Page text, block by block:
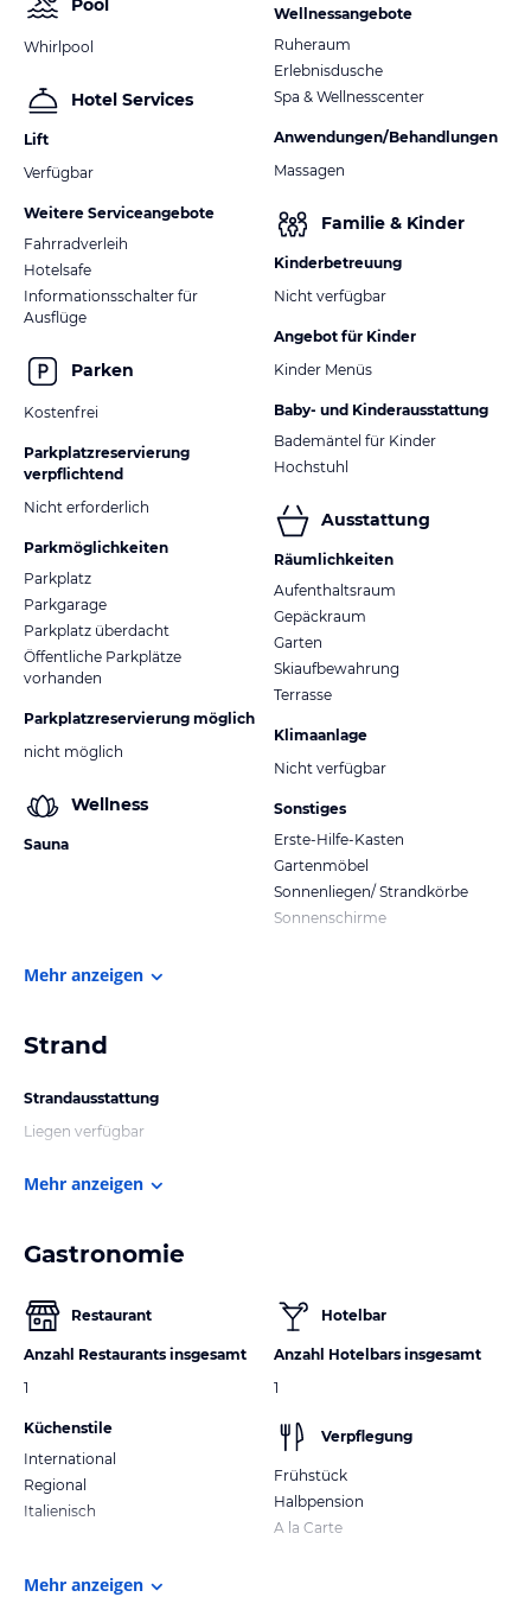
Pool
Whirlpool
Hotel Services
Lift
Verfügbar
Weitere Serviceangebote
Fahrradverleih
Hotelsafe
Informationsschalter für
Ausflüge
Parken
Kostenfrei
Parkplatzreservierung
verpflichtend
Nicht erforderlich
Parkmöglichkeiten
Parkplatz
Parkgarage
Parkplatz überdacht
Öffentliche Parkplätze
vorhanden
Parkplatzreservierung möglich
nicht möglich
Wellness
Sauna
Wellnessangebote
Ruheraum
Erlebnisdusche
Spa & Wellnesscenter
Anwendungen/Behandlungen
Massagen
Familie & Kinder
Kinderbetreuung
Nicht verfügbar
Angebot für Kinder
Kinder Menüs
Baby- und Kinderausstattung
Bademäntel für Kinder
Hochstuhl
Ausstattung
Räumlichkeiten
Aufenthaltsraum
Gepäckraum
Garten
Skiaufbewahrung
Terrasse
Klimaanlage
Nicht verfügbar
Sonstiges
Erste-Hilfe-Kasten
Gartenmöbel
Sonnenliegen/ Strandkörbe
Sonnenschirme
Mehr anzeigen
Strand
Strandausstattung
Liegen verfügbar
Mehr anzeigen
Gastronomie
Restaurant
Anzahl Restaurants insgesamt
1
Küchenstile
International
Regional
Italienisch
Hotelbar
Anzahl Hotelbars insgesamt
1
Verpflegung
Frühstück
Halbpension
A la Carte
Mehr anzeigen